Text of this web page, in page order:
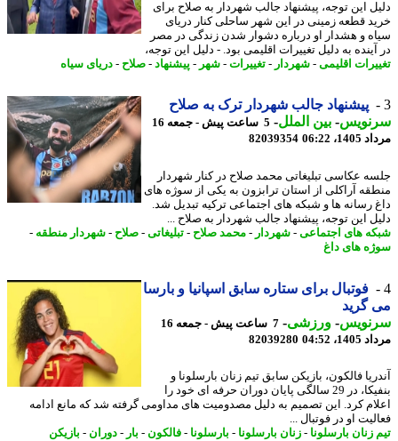
این توجه، پیشنهاد جالب شهردار به صلاح برای
قطعه زمینی در این شهر ساحلی کنار دریای
و هشدار او درباره دشوار شدن زندگی در مصر
به دلیل تغییرات اقلیمی بود. - دلیل این توجه،
اقلیمی-شهردار-تغییرات- شهر -پیشنهاد-صلاح-دریای سیاه
پیشنهاد جالب شهردار ترک به صلاح
-بین الملل-
5 ساعت پیش - جمعه 16
06:22
82039354
عکاسی تبلیغاتی محمد صلاح در کنار شهردار
آراکلی از استان ترابزون به یکی از سوژه های
رسانه ها و شبکه های اجتماعی ترکیه تبدیل شد.
این توجه، پیشنهاد جالب شهردار به صلاح ...
های اجتماعی-شهردار-محمد صلاح-تبلیغاتی-صلاح-شهردار منطقه-
های داغ
فوتبال برای ستاره سابق اسپانیا و بارسا
گرید
-ورزشی-
7 ساعت پیش - جمعه 16
04:52
82039280
فالکون، بازیکن سابق تیم زنان بارسلونا و
بنفیکا، در 29 سالگی پایان دوران حرفه ای خود را
کرد. این تصمیم به دلیل مصدومیت های مداومی گرفته شد که مانع ادامه
او در فوتبال ...
زنان بارسلونا-زنان بارسلونا-بارسلونا-فالکون-بار - دوران- بازیکن